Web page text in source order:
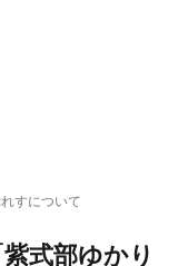
すについて
式部ゆかり